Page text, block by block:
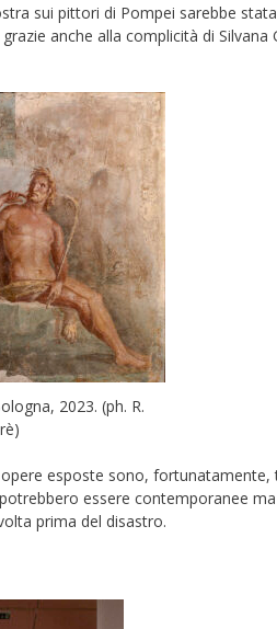
sui pittori di Pompei sarebbe
anche alla complicità di Silvana
2023. (ph. R.
esposte sono,
essere contemporanee
prima del disastro.